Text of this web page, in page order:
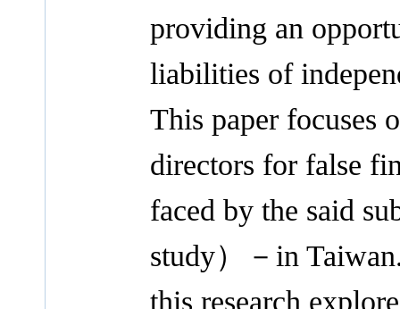
providing an
liabilities of
This paper focuses
directors for false
faced by the said
study）－in
this research